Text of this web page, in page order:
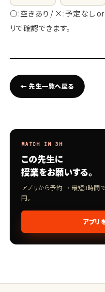
○: 空きあり / ×: 予定なし or
リで確認できます。
← 先生一覧へ戻る
MATCH IN 3H
この先生に
授業をお願いする。
アプリから予約 → 最短3時間
円。
アプリ